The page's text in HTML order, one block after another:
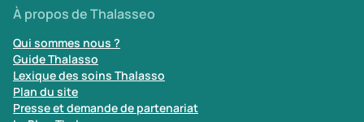
À propos de Thalasseo
Qui sommes nous ?
Guide Thalasso
Lexique des soins Thalasso
Plan du site
Presse et demande de partenariat